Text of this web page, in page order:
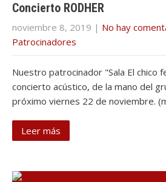
Concierto RODHER
noviembre 8, 2019 | No hay
Patrocinadores
Nuestro patrocinador "Sala El chico
concierto acústico, de la mano del
próximo viernes 22 de noviembre.
Leer más